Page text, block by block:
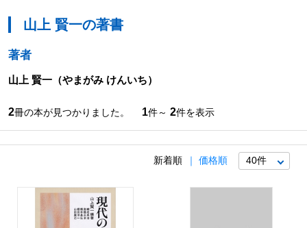
山上 賢一の著書
著者
山上 賢一（やまがみ けんいち）
2冊の本が見つかりました。 1件～ 2件を表示
新着順 価格順